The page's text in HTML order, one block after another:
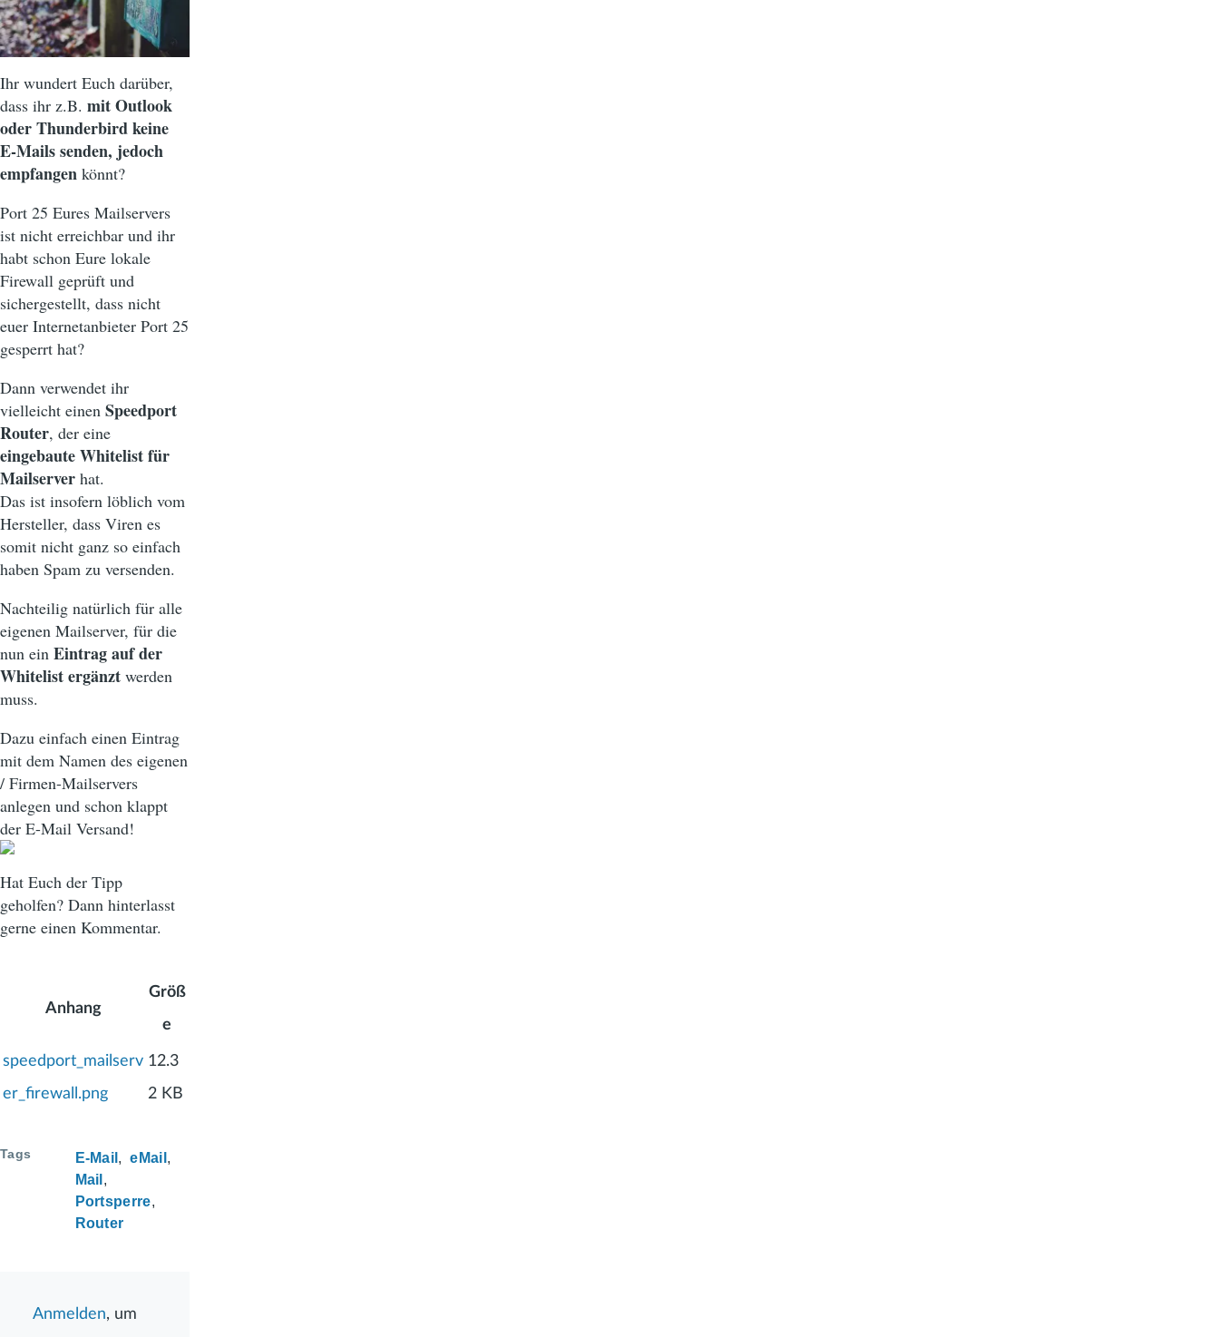
n
Ihr wundert Euch darüber,
dass ihr z.B. mit Outlook
oder Thunderbird keine
E-Mails senden, jedoch
empfangen könnt?
Port 25 Eures Mailservers
ist nicht erreichbar und ihr
habt schon Eure lokale
Firewall geprüft und
sichergestellt, dass nicht
euer Internetanbieter Port 25
gesperrt hat?
Dann verwendet ihr
vielleicht einen Speedport
Router, der eine
eingebaute Whitelist für
Mailserver hat.
Das ist insofern löblich vom
Hersteller, dass Viren es
somit nicht ganz so einfach
haben Spam zu versenden.
Nachteilig natürlich für alle
eigenen Mailserver, für die
nun ein Eintrag auf der
Whitelist ergänzt werden
muss.
Dazu einfach einen Eintrag
mit dem Namen des eigenen
/ Firmen-Mailservers
anlegen und schon klappt
der E-Mail Versand!
Hat Euch der Tipp
geholfen? Dann hinterlasst
gerne einen Kommentar.
Anhang
Größ
e
speedport_mailserv
er_firewall.png
12.3
2 KB
Tags E-Mail
eMail
Mail
Portsperre
Router
Anmelden, um